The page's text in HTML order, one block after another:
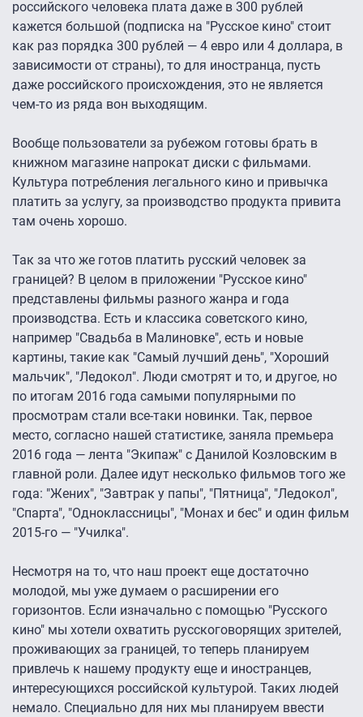
российского человека плата даже в 300 рублей
кажется большой (подписка на "Русское кино" стоит
как раз порядка 300 рублей — 4 евро или 4 доллара, в
зависимости от страны), то для иностранца, пусть
даже российского происхождения, это не является
чем-то из ряда вон выходящим.
Вообще пользователи за рубежом готовы брать в
книжном магазине напрокат диски с фильмами.
Культура потребления легального кино и привычка
платить за услугу, за производство продукта привита
там очень хорошо.
Так за что же готов платить русский человек за
границей? В целом в приложении "Русское кино"
представлены фильмы разного жанра и года
производства. Есть и классика советского кино,
например "Свадьба в Малиновке", есть и новые
картины, такие как "Самый лучший день", "Хороший
мальчик", "Ледокол". Люди смотрят и то, и другое, но
по итогам 2016 года самыми популярными по
просмотрам стали все-таки новинки. Так, первое
место, согласно нашей статистике, заняла премьера
2016 года — лента "Экипаж" с Данилой Козловским в
главной роли. Далее идут несколько фильмов того же
года: "Жених", "Завтрак у папы", "Пятница", "Ледокол",
"Спарта", "Одноклассницы", "Монах и бес" и один фильм
2015-го — "Училка".
Несмотря на то, что наш проект еще достаточно
молодой, мы уже думаем о расширении его
горизонтов. Если изначально с помощью "Русского
кино" мы хотели охватить русскоговорящих зрителей,
проживающих за границей, то теперь планируем
привлечь к нашему продукту еще и иностранцев,
интересующихся российской культурой. Таких людей
немало. Специально для них мы планируем ввести